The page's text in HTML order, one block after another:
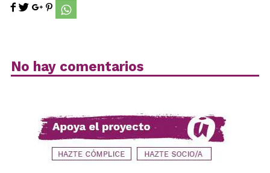
No hay comentarios